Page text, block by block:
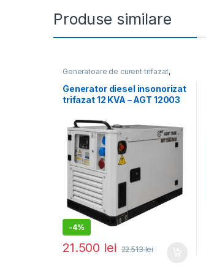
Produse similare
Generatoare de curent trifazat,
Generator diesel insonorizat
trifazat 12 KVA – AGT 12003
-4%
21.500 lei 22.513lei